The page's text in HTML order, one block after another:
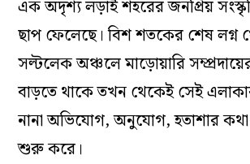
এক অদৃশ্য লড়াই শহরের জনপ্রিয়
ছাপ ফেলেছে। বিশ শতকের শেষ লগ্ন
সল্টলেক অঞ্চলে মাড়োয়ারি
বাড়তে থাকে তখন থেকেই সেই
নানা অভিযোগ, অনুযোগ, হতাশার
শুরু করে।